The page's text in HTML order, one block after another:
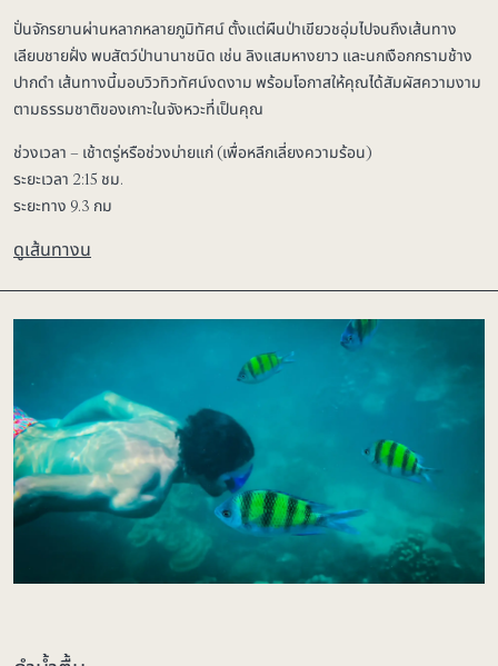
ปั่นจักรยานผ่านหลากหลายภูมิทัศน์ ตั้งแต่ผืนป่าเขียวชอุ่มไปจนถึงเส้นทาง
เลียบชายฝั่ง พบสัตว์ป่านานาชนิด เช่น ลิงแสมหางยาว และนกเงือกกรามช้าง
ปากดำ เส้นทางนี้มอบวิวทิวทัศน์งดงาม พร้อมโอกาสให้คุณได้สัมผัสความงาม
ตามธรรมชาติของเกาะในจังหวะที่เป็นคุณ
ช่วงเวลา – เช้าตรู่หรือช่วงบ่ายแก่ (เพื่อหลีกเลี่ยงความร้อน)
ระยะเวลา 2:15 ชม.
ระยะทาง 9.3 กม
ดูเส้นทางน